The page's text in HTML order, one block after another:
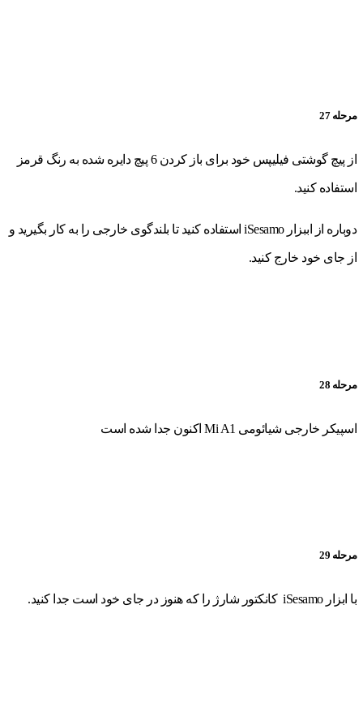
مرحله 27
از پیچ گوشتی فیلیپس خود برای باز کردن 6 پیچ دایره شده به رنگ قرمز
استفاده کنید.
دوباره از اببزار iSesamo استفاده کنید تا بلندگوی خارجی را به کار بگیرید و
از جای خود خارج کنید.
مرحله 28
اسپیکر خارجی شیائومی Mi A1 اکنون جدا شده است
مرحله 29
با ابزار iSesamo کانکتور شارژ را که هنوز در جای خود است جدا کنید.